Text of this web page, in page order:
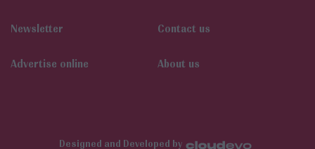
Newsletter Contact us
Αdvertise online About us
Designed and Developed by